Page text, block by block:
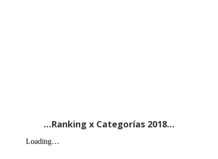
…Ranking x Categorías 2018…